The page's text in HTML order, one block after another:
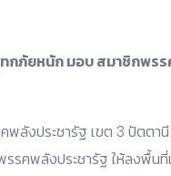
กภัยหนัก มอบ สมาชิกพร
ลังประชารัฐ เขต 3 ปัตตา
รคพลังประชารัฐ ให้ลงพื้น